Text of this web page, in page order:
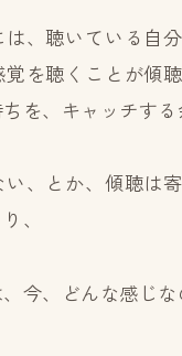
、聴いている自
を聴くことが傾
を、キャッチする
、とか、傾聴は
、
今、どんな感じな